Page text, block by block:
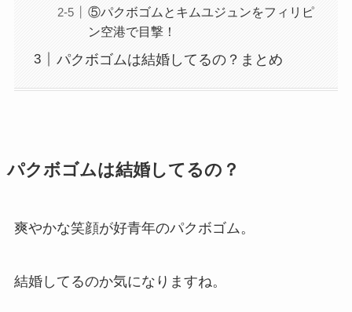
⑤パクボゴムとキムユジュンをフィリピ
ン空港で目撃！
パクボゴムは結婚してるの？まとめ
パクボゴムは結婚してるの？
爽やかな笑顔が好青年のパクボゴム。
結婚してるのか気になりますね。